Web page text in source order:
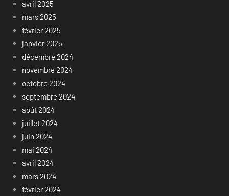
avril 2025
mars 2025
février 2025
janvier 2025
décembre 2024
novembre 2024
octobre 2024
septembre 2024
août 2024
juillet 2024
juin 2024
mai 2024
avril 2024
mars 2024
février 2024